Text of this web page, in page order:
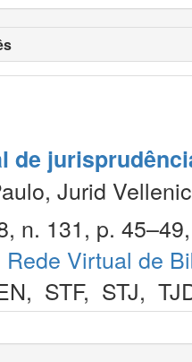
de
Jurid
n. 131, p.
Rede Virtual de
, STF, STJ,